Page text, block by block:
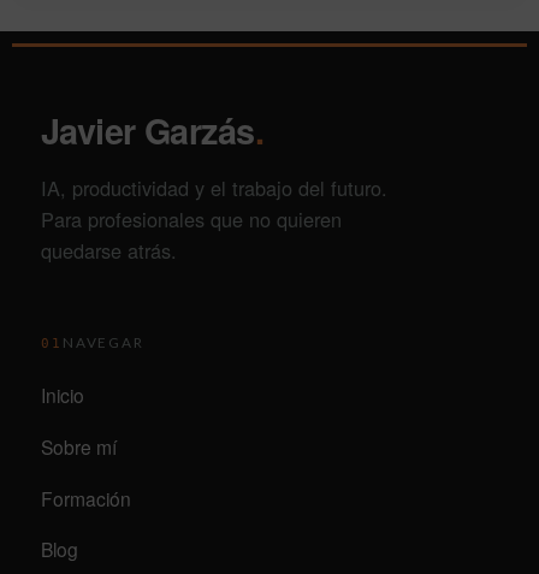
Javier Garzás.
IA, productividad y el trabajo del futuro.
Para profesionales que no quieren
quedarse atrás.
01 NAVEGAR
Inicio
Sobre mí
Formación
Blog